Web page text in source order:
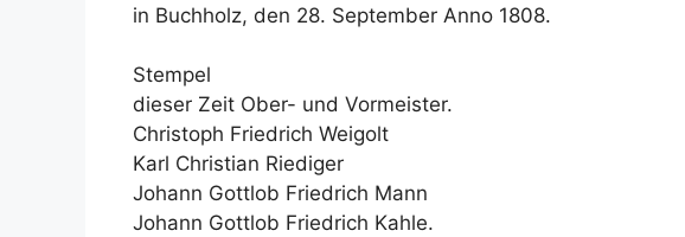
in Buchholz, den 28. September Anno 1808.
Stempel
dieser Zeit Ober- und Vormeister.
Christoph Friedrich Weigolt
Karl Christian Riediger
Johann Gottlob Friedrich Mann
Johann Gottlob Friedrich Kahle.